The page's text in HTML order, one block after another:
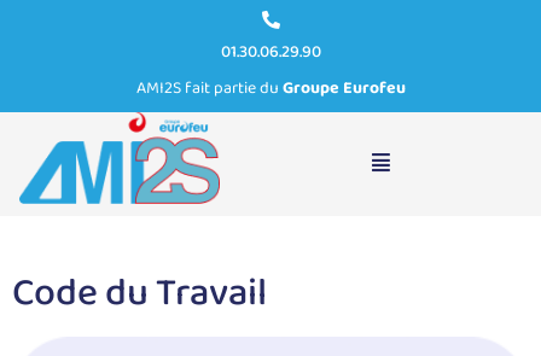
01.30.06.29.90
AMI2S fait partie duGroupe Eurofeu
Code du Travail